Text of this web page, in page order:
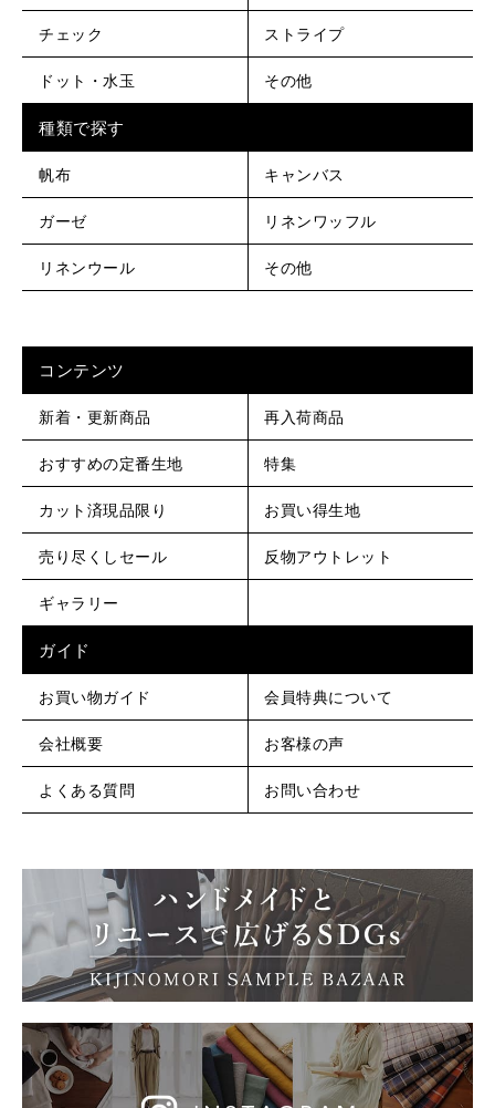
チェック ストライプ
ドット・水玉 その他
種類で探す
帆布 キャンバス
ガーゼ リネンワッフル
リネンウール その他
コンテンツ
新着・更新商品 再入荷商品
おすすめの定番生地 特集
カット済現品限り お買い得生地
売り尽くしセール 反物アウトレット
ギャラリー
ガイド
お買い物ガイド 会員特典について
会社概要 お客様の声
よくある質問 お問い合わせ